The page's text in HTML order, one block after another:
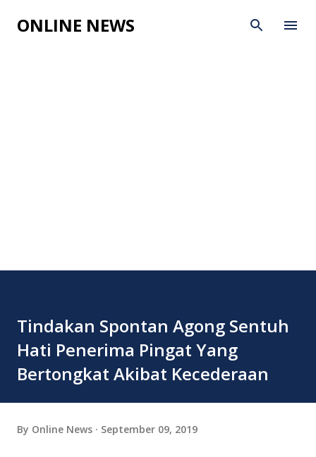
Skip to main content
ONLINE NEWS
Tindakan Spontan Agong Sentuh
Hati Penerima Pingat Yang
Bertongkat Akibat Kecederaan
By Online News September 09, 2019